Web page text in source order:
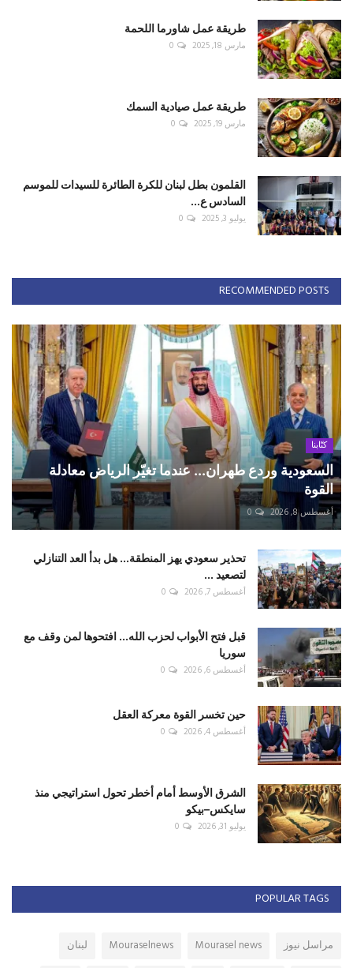
طريقة عمل شاورما اللحمة
مارس 18, 2025 0
طريقة عمل صيادية السمك
مارس 19, 2025 0
القلمون بطل لبنان للكرة الطائرة للسيدات للموسم
السادس ع...
يوليو 3, 2025 0
RECOMMENDED POSTS
كتّابنا
السعودية وردع طهران... عندما تغيّر الرياض معادلة
القوة
أغسطس 8, 2026 0
تحذير سعودي يهز المنطقة... هل بدأ العد التنازلي
لتصعيد ...
أغسطس 7, 2026 0
قبل فتح الأبواب لحزب الله... افتحوها لمن وقف مع
سوريا
أغسطس 6, 2026 0
حين تخسر القوة معركة العقل
أغسطس 4, 2026 0
الشرق الأوسط أمام أخطر تحول استراتيجي منذ
سايكس–بيكو
يوليو 31, 2026 0
POPULAR TAGS
مراسل نيوز Mourasel news
Mouraselnews
لبنان